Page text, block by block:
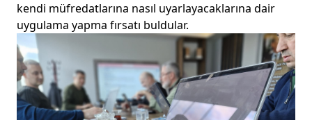
kendi müfredatlarına nasıl uyarlayacaklarına dair
uygulama yapma fırsatı buldular.